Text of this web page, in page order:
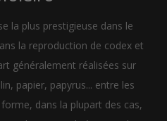
la plus prestigieuse dans le
la reproduction de codex et
généralement réalisées sur
papier, papyrus... entre les
dans la plupart des cas,